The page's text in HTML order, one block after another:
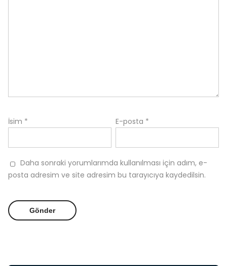
İsim * E-posta *
Daha sonraki yorumlarımda kullanılması için adım, e-
posta adresim ve site adresim bu tarayıcıya kaydedilsin.